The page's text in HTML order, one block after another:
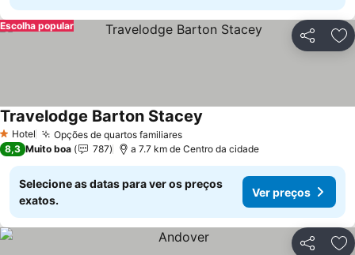
Partilhar
Escolha popular
1 Estrelas
Hotel Opções de quartos familiaresVer preços
Travelodge Barton Stacey
8,3 Muito boa 787 a 7.7 km de Centro da cidade
Selecione as datas para ver os preços
exatos.
Ver preços
Partilhar